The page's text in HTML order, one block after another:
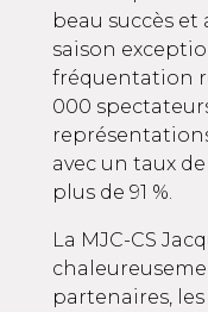
beau succès
saison
fréquentation
000
avec un taux
plus de 91 %.
La MJC-CS
partenaires,